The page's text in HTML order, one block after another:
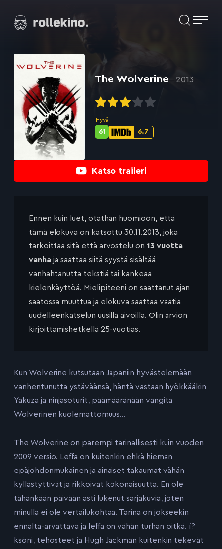
suoraan
Elokuvat ja elokuva-arviot | Rollekino.fi
jälkeen.
Katso traileri
The Wolverine 2013
Hyvä
IMDb-
6.7
Metascore-
61
Ennen kuin luet, otathan huomioon, että
tämä elokuva on katsottu 30.11.2013, joka
tarkoittaa sitä että arvostelu on 13 vuotta
vanha ja saattaa siitä syystä sisältää
vanhahtanutta tekstiä tai kankeaa
kielenkäyttöä. Mielipiteeni on saattanut ajan
saatossa muuttua ja elokuva saattaa vaatia
uudelleenkatselun uusilla aivoilla. Olin arvion
kirjoittamishetkellä 25-vuotias.
Kun Wolverine kutsutaan Japaniin hyvästelemään
vanhentunutta ystäväänsä, häntä vastaan hyökkääkin
Yakuza ja ninjasoturit, päämääränään vangita
Wolverinen kuolemattomuus…
The Wolverine on parempi tarinallisesti kuin vuoden
2009 versio. Leffa on kuitenkin ehkä hieman
epäjohdonmukainen ja ainaiset takaumat vähän
kyllästyttivät ja rikkoivat kokonaisuutta. En ole
tähänkään päivään asti lukenut sarjakuvia, joten
minulla ei ole vertailukohtaa. Tarina on jokseekin
ennalta-arvattava ja leffa on vähän turhan pitkä. í?
ksöni, tehosteet ja Hugh Jackman kuitenkin tekevät